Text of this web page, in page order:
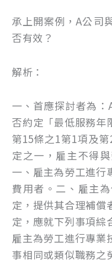
承上開案例，A公司
否有效？
解析：
一、首應探討者為
否約定「最低服務年
第15條之1第1項及
定之一，雇主不得
一、雇主為勞工進行
費用者。二、雇主
定，提供其合理補
定，應就下列事項綜
雇主為勞工進行專業
事相同或類似職務之